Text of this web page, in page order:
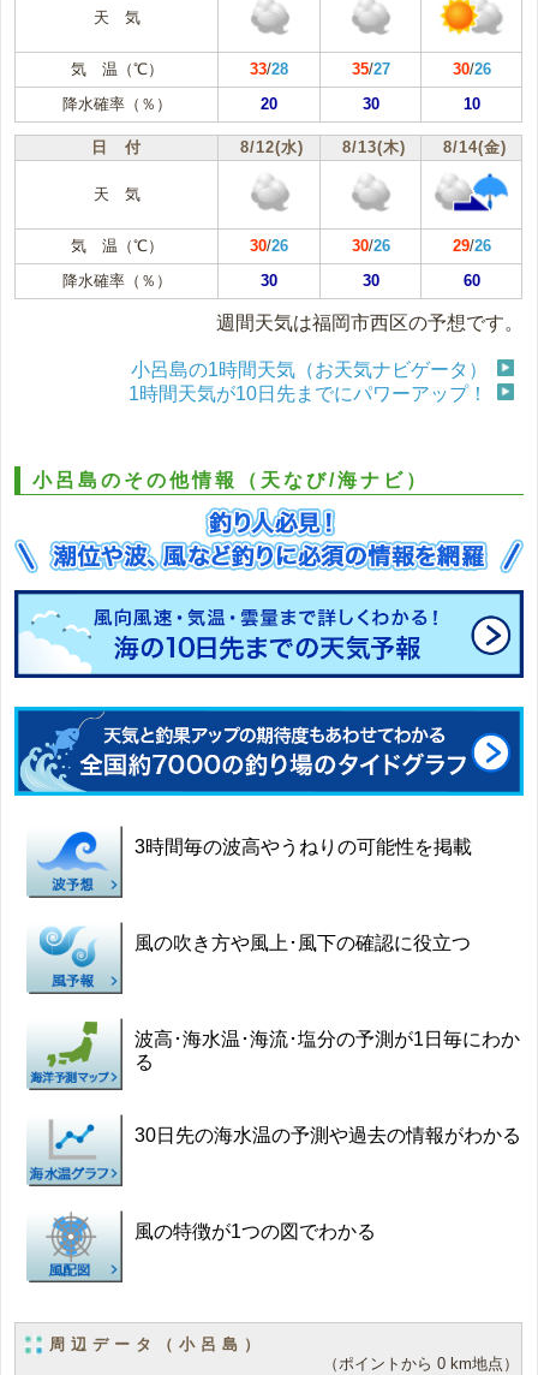
天 気
気 温（℃） 33/28 35/27 30/26
降水確率（％）
20 30 10
日 付 8/12(水) 8/13(木) 8/14(金)
天 気
気 温（℃） 30/26 30/26 29/26
降水確率（％）
30 30 60
週間天気は福岡市西区の予想です。
小呂島の1時間天気（お天気ナビゲータ）
1時間天気が10日先までにパワーアップ！
小呂島のその他情報（天なび/海ナビ）
3時間毎の波高やうねりの可能性を掲載
風の吹き方や風上･風下の確認に役立つ
波高･海水温･海流･塩分の予測が1日毎にわか
る
30日先の海水温の予測や過去の情報がわかる
風の特徴が1つの図でわかる
周辺データ（小呂島）
（ポイントから 0 km地点）